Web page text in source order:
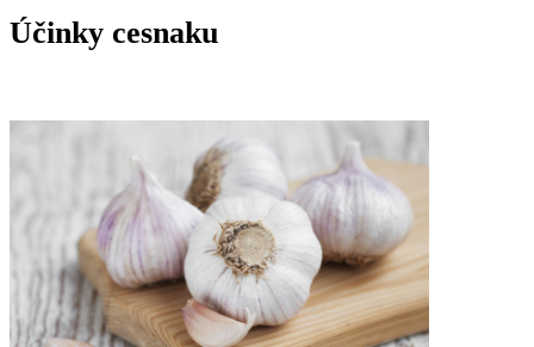
Účinky cesnaku